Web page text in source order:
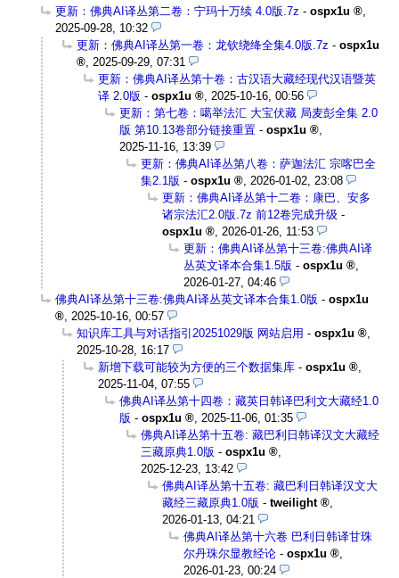
更新：佛典AI译丛第二卷：宁玛十万续 4.0版.7z - ospx1u
2025-09-28, 10:32
更新：佛典AI译丛第一卷：龙钦绕绛全集4.0版.7z - ospx1u
2025-09-29, 07:31
更新：佛典AI译丛第十卷：古汉语大藏经现代汉语暨英
译 2.0版 - ospx1u
2025-10-16, 00:56
更新：第七卷：噶举法汇 大宝伏藏 局麦彭全集 2.0
版 第10.13卷部分链接重置 - ospx1u
2025-11-16, 13:39
更新：佛典AI译丛第八卷：萨迦法汇 宗喀巴全
集2.1版 - ospx1u
2026-01-02, 23:08
更新：佛典AI译丛第十二卷：康巴、安多
诸宗法汇2.0版.7z 前12卷完成升级 -
ospx1u
2026-01-26, 11:53
更新：佛典AI译丛第十三卷:佛典AI译
丛英文译本合集1.5版 - ospx1u
2026-01-27, 04:46
佛典AI译丛第十三卷:佛典AI译丛英文译本合集1.0版 - ospx1u
2025-10-16, 00:57
知识库工具与对话指引20251029版 网站启用 - ospx1u
2025-10-28, 16:17
新增下载可能较为方便的三个数据集库 - ospx1u
2025-11-04, 07:55
佛典AI译丛第十四卷：藏英日韩译巴利文大藏经1.0
版 - ospx1u
2025-11-06, 01:35
佛典AI译丛第十五卷: 藏巴利日韩译汉文大藏经
三藏原典1.0版 - ospx1u
2025-12-23, 13:42
佛典AI译丛第十五卷: 藏巴利日韩译汉文大
藏经三藏原典1.0版 - tweilight
2026-01-13, 04:21
佛典AI译丛第十六卷 巴利日韩译甘珠
尔丹珠尔显教经论 - ospx1u
2026-01-23, 00:24